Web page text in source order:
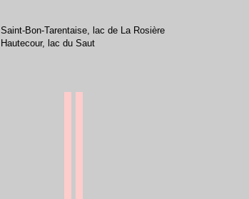
Saint-Bon-Tarentaise, lac de La Rosière
Hautecour, lac du Saut